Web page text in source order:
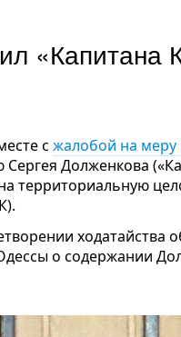
«Капитана
с жалобой на меру
Долженкова
территориальную
ходатайства
о содержании